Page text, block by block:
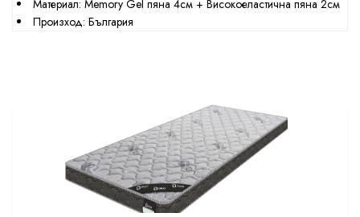
Материал: Memory Gel пяна 4см + Високоеластична пяна 2см
Произход: България